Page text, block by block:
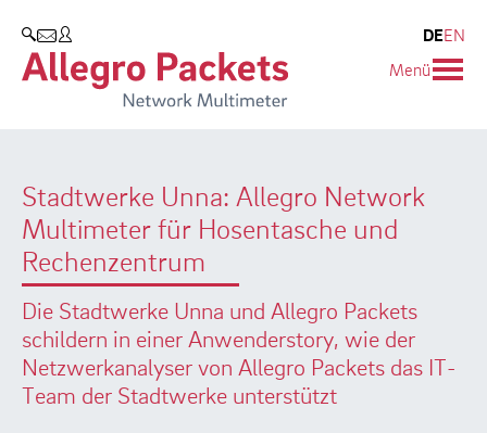
SUCHEN
DEEN
Menü
Stadtwerke Unna: Allegro Network
Multimeter für Hosentasche und
Rechenzentrum
Die Stadtwerke Unna und Allegro Packets
schildern in einer Anwenderstory, wie der
Netzwerkanalyser von Allegro Packets das IT-
Team der Stadtwerke unterstützt
Allegro Network Multimeter
Produktübersicht
Use Cases
Whitepaper
Case Studies
Videos
Support
Produkt-Handbuch
Unternehmen
Partner
Umweltschutz
Forschung und Lehre
Karriere